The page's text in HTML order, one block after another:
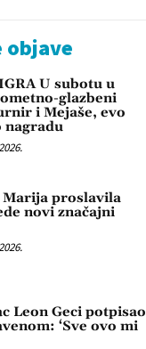
objave
U subotu u
glazbeni
i Mejaše, evo
nagradu
Marija proslavila
novi značajni
Leon Geci potpisao
‘Sve ovo mi